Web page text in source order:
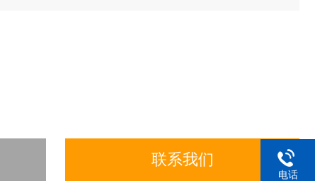
联系我们
电话